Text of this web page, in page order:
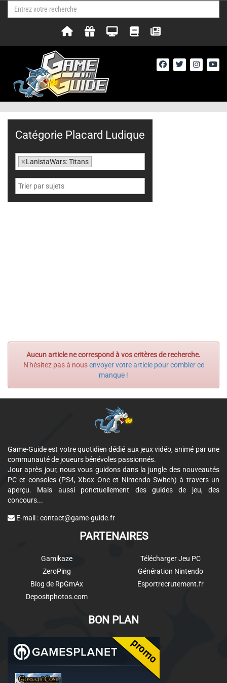
Aucun article ne correspond à vos critères de recherche.
N'hésitez pas à nousenvoyer votre article pour combler ce
manque !
Catégorie Placard Ludique
×LanistaWars: Titans
Game-Guide est votre quotidien dédié aux jeux vidéo, animé par une
communauté de joueurs bénévoles passionnés.
Jour après jour, nous vous guidons dans la jungle des nouveautés
PC et consoles (PS4, Xbox One et Nintendo Switch) à travers un
aperçu. Mais aussi ponctuellement des guides de jeu, des
concours...
E-mail :contact@game-guide.fr
PARTENAIRES
Gamikaze
ZeroPing
Blog de RpGmAx
Depositphotos.com
Télécharger Jeu PC
Génération Nintendo
Esportrecrutement.fr
BON PLAN